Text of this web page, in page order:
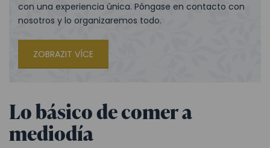
con una experiencia única. Póngase en contacto con
nosotros y lo organizaremos todo.
ZOBRAZIT VÍCE
Lo básico de comer a
mediodía